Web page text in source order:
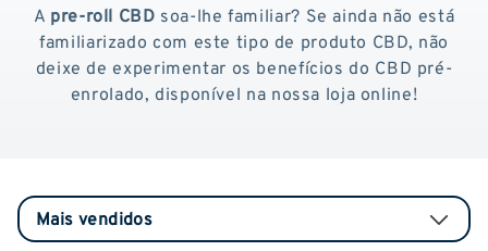
A pre-roll CBD soa-lhe familiar? Se ainda não está
familiarizado com este tipo de produto CBD, não
deixe de experimentar os benefícios do CBD pré-
enrolado, disponível na nossa loja online!